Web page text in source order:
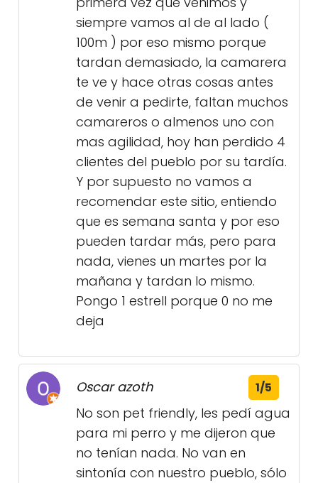
siempre vamos al de al lado (
100m ) por eso mismo porque
tardan demasiado, la camarera
te ve y hace otras cosas antes
de venir a pedirte, faltan muchos
camareros o almenos uno con
mas agilidad, hoy han perdido 4
clientes del pueblo por su tardía.
Y por supuesto no vamos a
recomendar este sitio, entiendo
que es semana santa y por eso
pueden tardar más, pero para
nada, vienes un martes por la
mañana y tardan lo mismo.
Pongo 1 estrell porque 0 no me
deja
Oscar azoth 1/5
No son pet friendly, les pedí agua
para mi perro y me dijeron que
no tenían nada. No van en
sintonía con nuestro pueblo, sólo